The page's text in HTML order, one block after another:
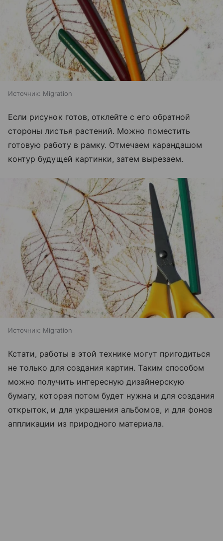
Источник: Migration
Если рисунок готов, отклейте с его обратной
стороны листья растений. Можно поместить
готовую работу в рамку. Отмечаем карандашом
контур будущей картинки, затем вырезаем.
Источник: Migration
Кстати, работы в этой технике могут пригодиться
не только для создания картин. Таким способом
можно получить интересную дизайнерскую
бумагу, которая потом будет нужна и для создания
открыток, и для украшения альбомов, и для фонов
аппликации из природного материала.